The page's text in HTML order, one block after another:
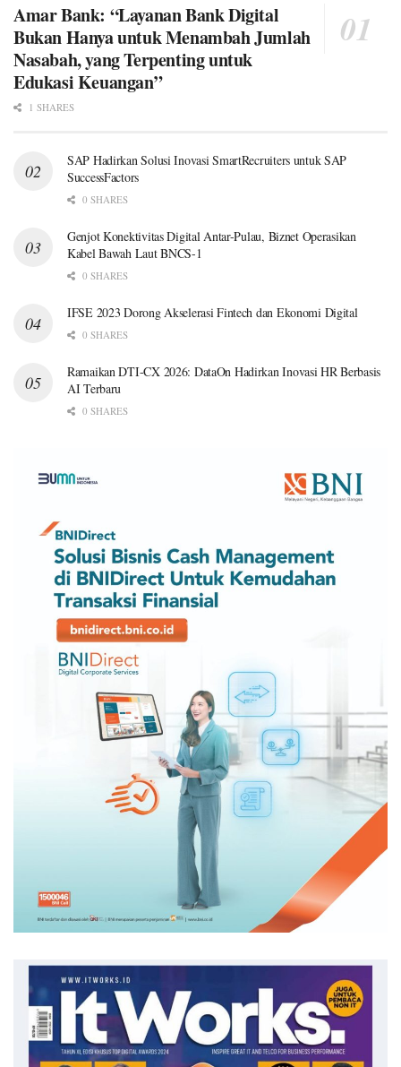
Amar Bank: “Layanan Bank Digital
Bukan Hanya untuk Menambah Jumlah
Nasabah, yang Terpenting untuk
Edukasi Keuangan”
1 SHARES
SAP Hadirkan Solusi Inovasi SmartRecruiters untuk SAP
SuccessFactors
0 SHARES
Genjot Konektivitas Digital Antar-Pulau, Biznet Operasikan
Kabel Bawah Laut BNCS-1
0 SHARES
IFSE 2023 Dorong Akselerasi Fintech dan Ekonomi Digital
0 SHARES
Ramaikan DTI-CX 2026: DataOn Hadirkan Inovasi HR Berbasis
AI Terbaru
0 SHARES